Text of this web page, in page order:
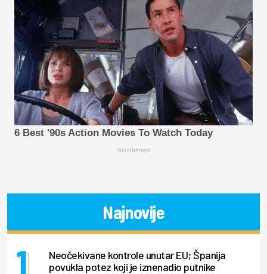
6 Best '90s Action Movies To Watch Today
Brainberries
Najnovije
Neočekivane kontrole unutar EU; Španija
povukla potez koji je iznenadio putnike